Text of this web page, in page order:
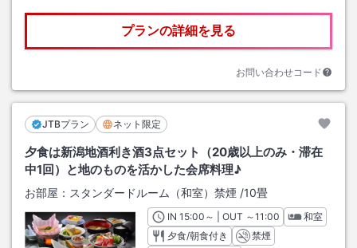
プランの詳細を見る
お問い合わせコード
JTBプラン ネット限定
夕食は新潟地酒利き酒3点セット（20歳以上のみ・滞在
中1回）と地のものを活かした会席料理♪
お部屋： スタンダードルーム（和室）禁煙 /10畳
INチェックイン
15:00 ～ | OUT チェックアウト
～11:00
和室
夕食/朝食付き
禁煙